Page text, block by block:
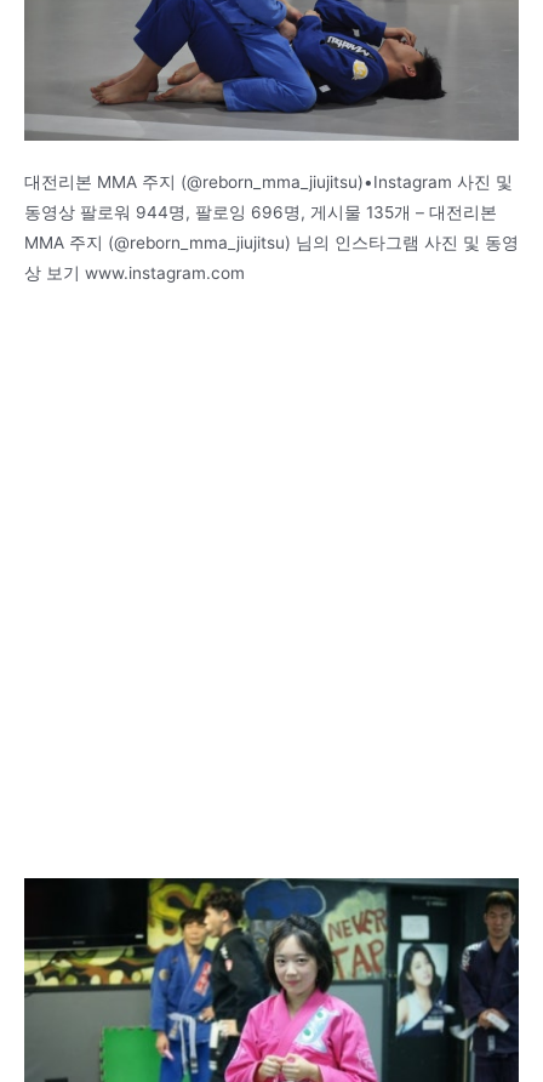
대전리본 MMA 주지 (@reborn_mma_jiujitsu)•Instagram 사진 및
동영상 팔로워 944명, 팔로잉 696명, 게시물 135개 – 대전리본
MMA 주지 (@reborn_mma_jiujitsu) 님의 인스타그램 사진 및 동영
상 보기 www.instagram.com